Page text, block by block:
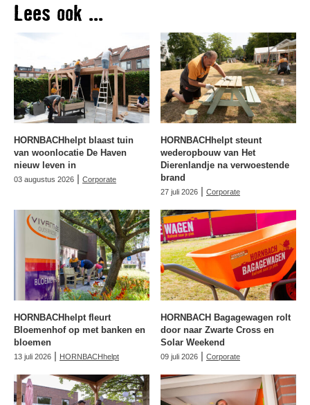
Lees ook ...
HORNBACHhelpt blaast tuin
van woonlocatie De Haven
nieuw leven in
03 augustus 2026 | Corporate
HORNBACHhelpt steunt
wederopbouw van Het
Dierenlandje na verwoestende
brand
27 juli 2026 | Corporate
HORNBACHhelpt fleurt
Bloemenhof op met banken en
bloemen
13 juli 2026 | HORNBACHhelpt
HORNBACH Bagagewagen rolt
door naar Zwarte Cross en
Solar Weekend
09 juli 2026 | Corporate